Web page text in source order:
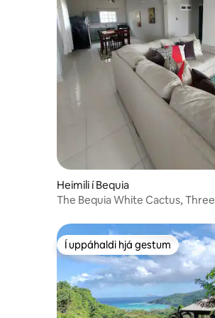
Heimili í Bequia
The Bequia White Cactus, Three
Í uppáhaldi hjá gestum
Í uppáhaldi hjá gestum